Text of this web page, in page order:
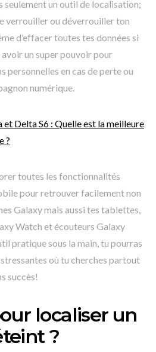
seulement un outil de localisation;
verrouiller ou déverrouiller ton
d’effacer toutes tes données si
avoir un super pouvoir pour
en cas de perte ou
numérique.
Delta S6 : Quelle est la meilleure
?
toutes les fonctionnalités
pour retrouver facilement non
Galaxy mais aussi tes tablettes,
Watch et écouteurs Galaxy
pratique sous la main, tu pourras
où tu cherches partout
succès!
localiser un
?